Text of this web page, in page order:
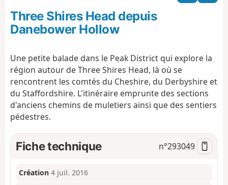
o
l
i
a
i
Three Shires Head depuis
Danebower Hollow
Une petite balade dans le Peak District qui explore la
région autour de Three Shires Head, là où se
rencontrent les comtés du Cheshire, du Derbyshire et
du Staffordshire. L'itinéraire emprunte des sections
d'anciens chemins de muletiers ainsi que des sentiers
pédestres.
Fiche technique n°293049
Création 4 juil. 2016